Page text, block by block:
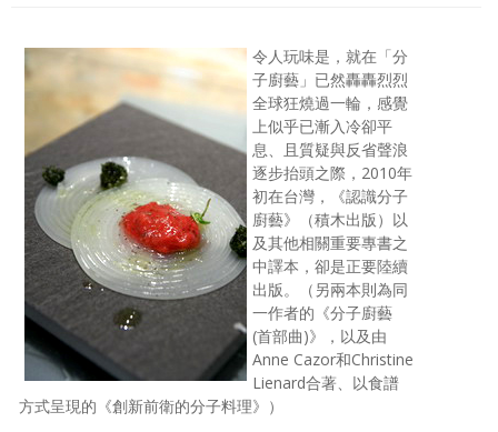
餐桌週記
享樂隨手拍
照相簿
影音區
創意出版服務
歷史區
關於Yilan
令人玩味是，就在「分
子廚藝」已然轟轟烈烈
全球狂燒過一輪，感覺
上似乎已漸入冷卻平
息、且質疑與反省聲浪
逐步抬頭之際，2010年
初在台灣，《認識分子
廚藝》（積木出版）以
及其他相關重要專書之
中譯本，卻是正要陸續
出版。（另兩本則為同
一作者的《分子廚藝
(首部曲)》，以及由
Anne Cazor和Christine
Lienard合著、以食譜
方式呈現的《創新前衛的分子料理》）